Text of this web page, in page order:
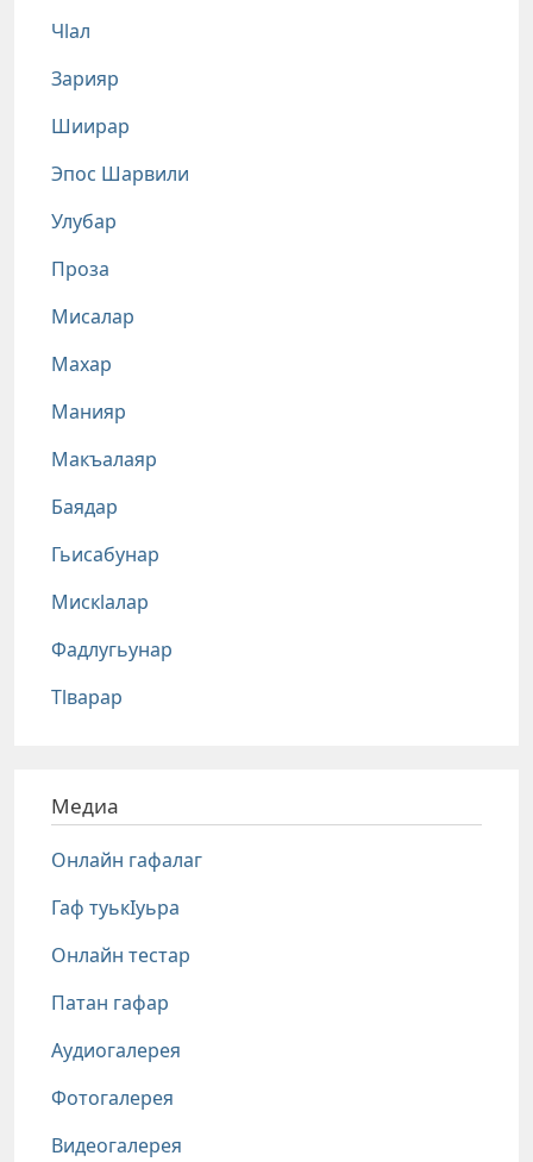
Чlал
Зарияр
Шиирар
Эпос Шарвили
Улубар
Проза
Мисалар
Махар
Манияр
Макъалаяр
Баядар
Гьисабунар
Мискlалар
Фадлугьунар
Тlварар
Медиа
Онлайн гафалаг
Гаф туькIуьра
Онлайн тестар
Патан гафар
Аудиогалерея
Фотогалерея
Видеогалерея